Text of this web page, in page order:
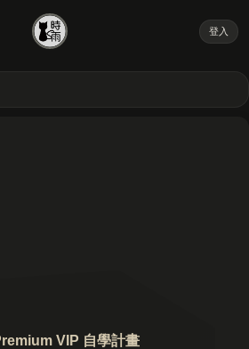
登入
VIP 自學計畫